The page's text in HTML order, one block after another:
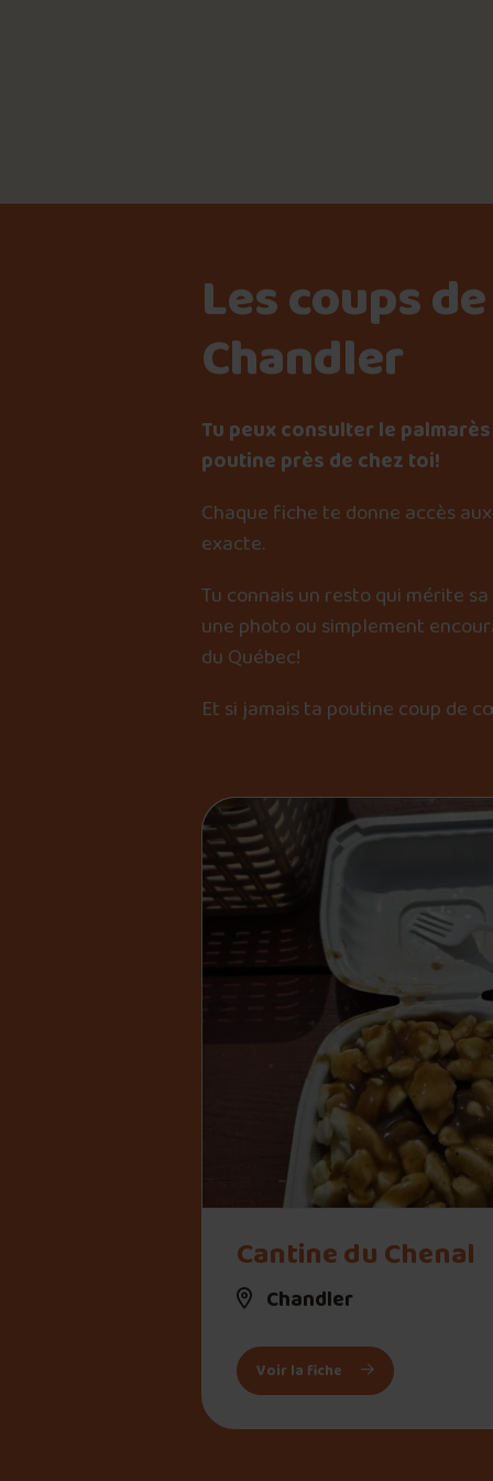
Les coups
Chandler
Tu peux consulter le
poutine près de chez toi!
Chaque fiche te donne accès
exacte.
Tu connais un resto qui mérite
une photo ou simplement
du Québec!
Et si jamais ta poutine coup de
Cantine du Chenal
Chandler
Voir la fiche : Cantine du Chenal